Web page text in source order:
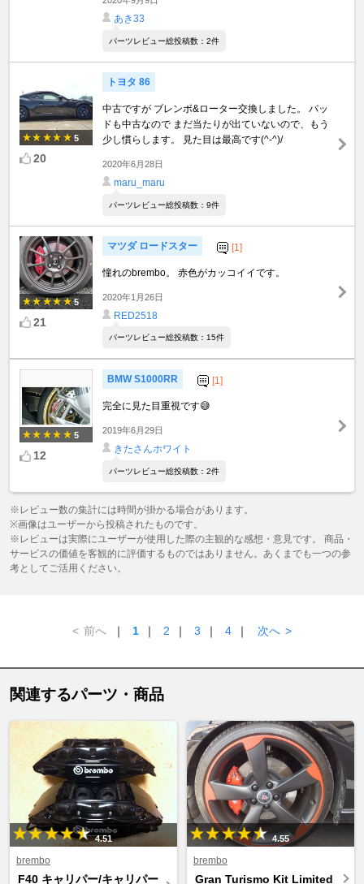
あき33
パーツレビュー総投稿数：2件
5
20
トヨタ 86
中古ですが ブレンボ&ローター交換しました。 パッ
ドも中古なので まだ当たりが出ていないので、もう
少し慣らします。 見た目は最高です(^-^)/
2020年6月28日
maru_maru
パーツレビュー総投稿数：9件
5
21
マツダ ロードスター [1]
憧れのbrembo。 赤色がカッコイイです。
2020年1月26日
RED2518
パーツレビュー総投稿数：15件
5
12
BMW S1000RR [1]
完全に見た目重視です😅
2019年6月29日
きたさんホワイト
パーツレビュー総投稿数：2件
※レビュー数の集計には時間が掛かる場合があります。
※画像はユーザーから投稿されたものです。
※レビューは実際にユーザーが使用した際の主観的な感想・意見です。 商品・
サービスの価値を客観的に評価するものではありません。あくまでも一つの参
考としてご活用ください。
< 前へ ｜ 1 ｜ 2 ｜ 3 ｜ 4 ｜ 次へ >
関連するパーツ・商品
4.51
brembo
F40 キャリパー/キャリパー
4.55
brembo
Gran Turismo Kit Limited